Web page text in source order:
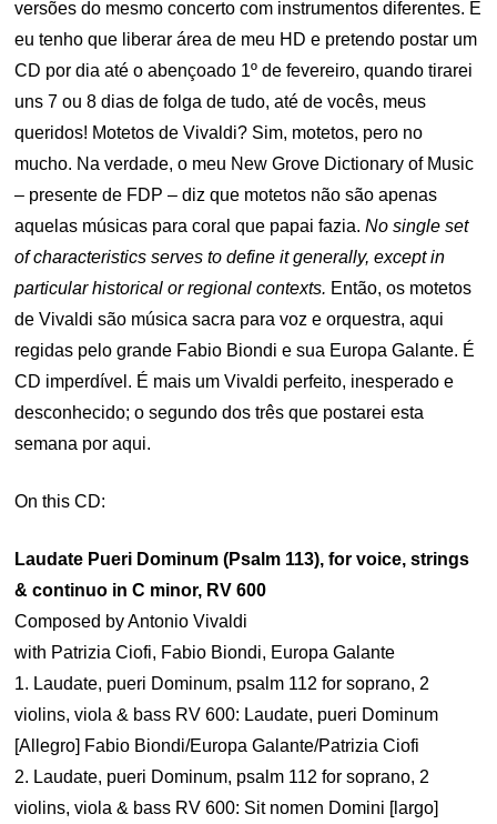
versões do mesmo concerto com instrumentos diferentes. E
eu tenho que liberar área de meu HD e pretendo postar um
CD por dia até o abençoado 1º de fevereiro, quando tirarei
uns 7 ou 8 dias de folga de tudo, até de vocês, meus
queridos! Motetos de Vivaldi? Sim, motetos, pero no
mucho. Na verdade, o meu New Grove Dictionary of Music
– presente de FDP – diz que motetos não são apenas
aquelas músicas para coral que papai fazia.No single set
of characteristics serves to define it generally, except in
particular historical or regional contexts. Então, os motetos
de Vivaldi são música sacra para voz e orquestra, aqui
regidas pelo grande Fabio Biondi e sua Europa Galante. É
CD imperdível. É mais um Vivaldi perfeito, inesperado e
desconhecido; o segundo dos três que postarei esta
semana por aqui.
On this CD:
Laudate Pueri Dominum (Psalm 113), for voice, strings
& continuo in C minor, RV 600
Composed by Antonio Vivaldi
with Patrizia Ciofi, Fabio Biondi, Europa Galante
1. Laudate, pueri Dominum, psalm 112 for soprano, 2
violins, viola & bass RV 600: Laudate, pueri Dominum
[Allegro] Fabio Biondi/Europa Galante/Patrizia Ciofi
2. Laudate, pueri Dominum, psalm 112 for soprano, 2
violins, viola & bass RV 600: Sit nomen Domini [largo]